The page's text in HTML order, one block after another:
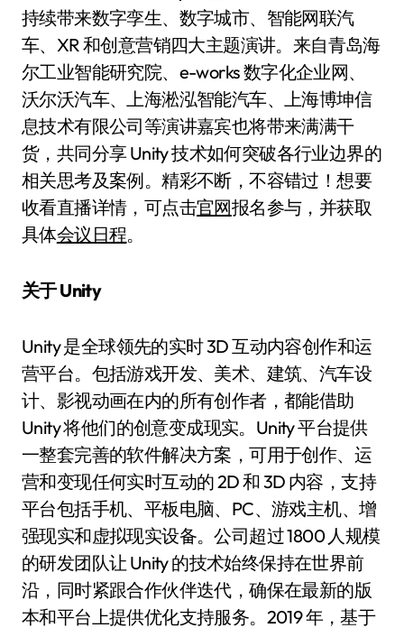
持续带来数字孪生、数字城市、智能网联汽
车、XR 和创意营销四大主题演讲。来自青岛海
尔工业智能研究院、e-works 数字化企业网、
沃尔沃汽车、上海淞泓智能汽车、上海博坤信
息技术有限公司等演讲嘉宾也将带来满满干
货，共同分享 Unity 技术如何突破各行业边界的
相关思考及案例。精彩不断，不容错过！想要
收看直播详情，可点击官网报名参与，并获取
具体会议日程。
关于 Unity
Unity 是全球领先的实时 3D 互动内容创作和运
营平台。包括游戏开发、美术、建筑、汽车设
计、影视动画在内的所有创作者，都能借助
Unity 将他们的创意变成现实。Unity 平台提供
一整套完善的软件解决方案，可用于创作、运
营和变现任何实时互动的 2D 和 3D 内容，支持
平台包括手机、平板电脑、PC、游戏主机、增
强现实和虚拟现实设备。公司超过 1800 人规模
的研发团队让 Unity 的技术始终保持在世界前
沿，同时紧跟合作伙伴迭代，确保在最新的版
本和平台上提供优化支持服务。2019 年，基于